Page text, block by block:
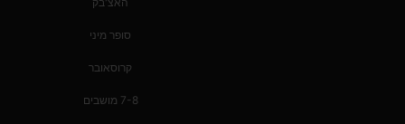
סופר מיני
קרוסאובר
7-8 מושבים